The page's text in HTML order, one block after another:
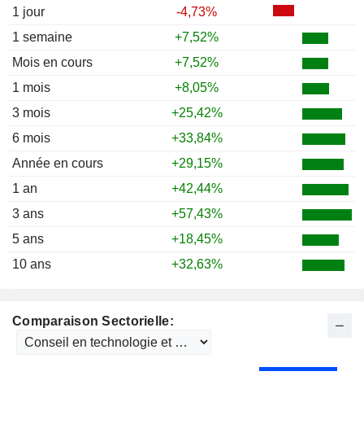
1 jour
-4,73%
1 semaine
+7,52%
Mois en cours
+7,52%
1 mois
+8,05%
3 mois
+25,42%
6 mois
+33,84%
Année en cours
+29,15%
1 an
+42,44%
3 ans
+57,43%
5 ans
+18,45%
10 ans
+32,63%
Comparaison Sectorielle: